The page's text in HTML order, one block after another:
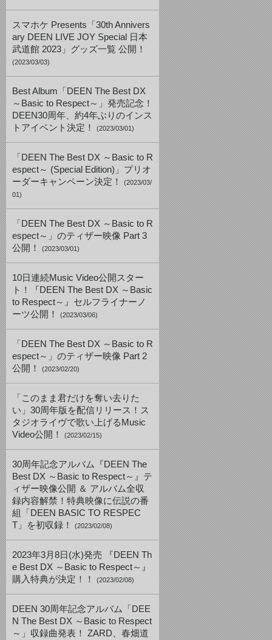
スマホケ Presents「30th Annivers
ary DEEN LIVE JOY Special 日本
武道館 2023」グッズ一覧 公開！
(2023/03/03)
Best Album「DEEN The Best DX
～Basic to Respect～」発売記念！
DEEN30周年、約4年ぶりのインス
トアイベント決定！
(2023/03/01)
「DEEN The Best DX ～Basic to R
espect～ (Special Edition)」プリオ
ーダーキャンペーン決定！
(2023/03/
01)
「DEEN The Best DX ～Basic to R
espect～」のティザー映像 Part 3
公開！
(2023/03/01)
10日連続Music Video公開スター
ト！『DEEN The Best DX ～Basic
to Respect～』セルフライナーノ
ーツ公開！
(2023/03/06)
「DEEN The Best DX ～Basic to R
espect～」のティザー映像 Part 2
公開！
(2023/02/20)
「このまま君だけを奪い去りた
い」30周年版を配信リリース！ス
タジオライヴで歌い上げるMusic
Video公開！
(2023/02/15)
30周年記念アルバム『DEEN The
Best DX ～Basic to Respect～』テ
ィザー映像公開 ＆ アルバム全収
録内容解禁！特典映像に伝説の番
組「DEEN BASIC TO RESPEC
T」を初収録！
(2023/02/08)
2023年3月8日(水)発売 『DEEN Th
e Best DX ～Basic to Respect～』
購入特典が決定！！
(2023/02/08)
DEEN 30周年記念アルバム「DEE
N The Best DX ～Basic to Respect
～」収録曲発表！ ZARD、春畑道